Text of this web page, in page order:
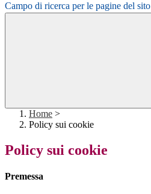
Campo di ricerca per le pagine del sito
Home >
Policy sui cookie
Policy sui cookie
Premessa